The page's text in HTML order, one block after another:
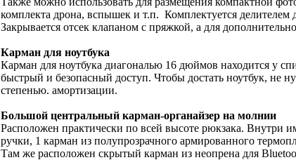
комплекта дрона, вспышек и т.п. Комплектуется делителем
Закрывается отсек клапаном с пряжкой, а для
Карман для ноутбука
Карман для ноутбука диагональю 16 дюймов находится у
быстрый и безопасный доступ. Чтобы достать ноутбук, не
степенью. амортизации.
Большой центральный карман-органайзер на молнии
Расположен практически по всей высоте рюкзака. Внутри
ручки, 1 карман из полупрозрачного армированного
Там же расположен скрытый карман из неопрена для